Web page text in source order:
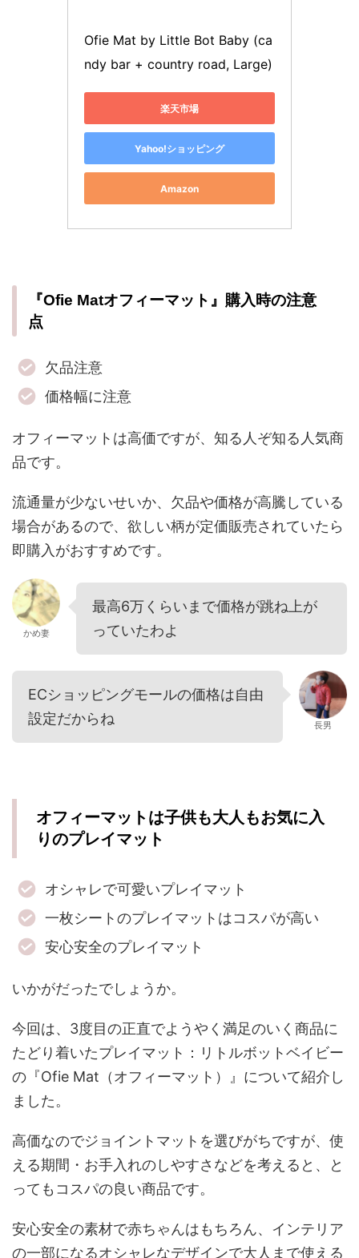
Ofie Mat by Little Bot Baby (ca
ndy bar + country road, Large)
楽天市場
Yahoo!ショッピング
Amazon
『Ofie Matオフィーマット』購入時の注意
点
欠品注意
価格幅に注意
オフィーマットは高価ですが、知る人ぞ知る人気商
品です。
流通量が少ないせいか、欠品や価格が高騰している
場合があるので、欲しい柄が定価販売されていたら
即購入がおすすめです。
かめ妻
最高6万くらいまで価格が跳ね上が
っていたわよ
ECショッピングモールの価格は自由
設定だからね
長男
オフィーマットは子供も大人もお気に入
りのプレイマット
オシャレで可愛いプレイマット
一枚シートのプレイマットはコスパが高い
安心安全のプレイマット
いかがだったでしょうか。
今回は、3度目の正直でようやく満足のいく商品に
たどり着いたプレイマット：リトルボットベイビー
の『Ofie Mat（オフィーマット）』について紹介し
ました。
高価なのでジョイントマットを選びがちですが、使
える期間・お手入れのしやすさなどを考えると、と
ってもコスパの良い商品です。
安心安全の素材で赤ちゃんはもちろん、インテリア
の一部になるオシャレなデザインで大人まで使える